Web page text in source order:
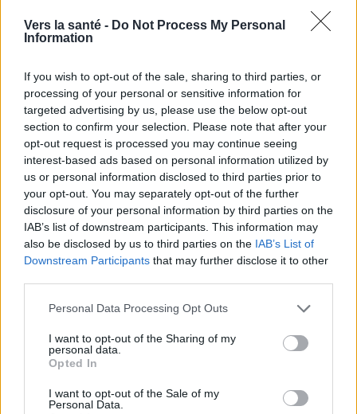
Vers la santé - Do Not Process My Personal
Information
If you wish to opt-out of the sale, sharing to third parties, or
processing of your personal or sensitive information for
targeted advertising by us, please use the below opt-out
section to confirm your selection. Please note that after your
opt-out request is processed you may continue seeing
interest-based ads based on personal information utilized by
us or personal information disclosed to third parties prior to
your opt-out. You may separately opt-out of the further
disclosure of your personal information by third parties on the
IAB’s list of downstream participants. This information may
also be disclosed by us to third parties on the IAB’s List of
Downstream Participants that may further disclose it to other
Please note that this website/app uses one or more Google
not limited to your visit or usage behaviour. You may click to
grant or deny consent to Google and its third-party tags to
use your data for below specified purposes in below Google
consent section.
Personal Data Processing Opt Outs
I want to opt-out of the Sharing of my
personal data.
Opted In
I want to opt-out of the Sale of my
Personal Data.
À quoi rêvons-nous avant de mourir ?
‹ ›